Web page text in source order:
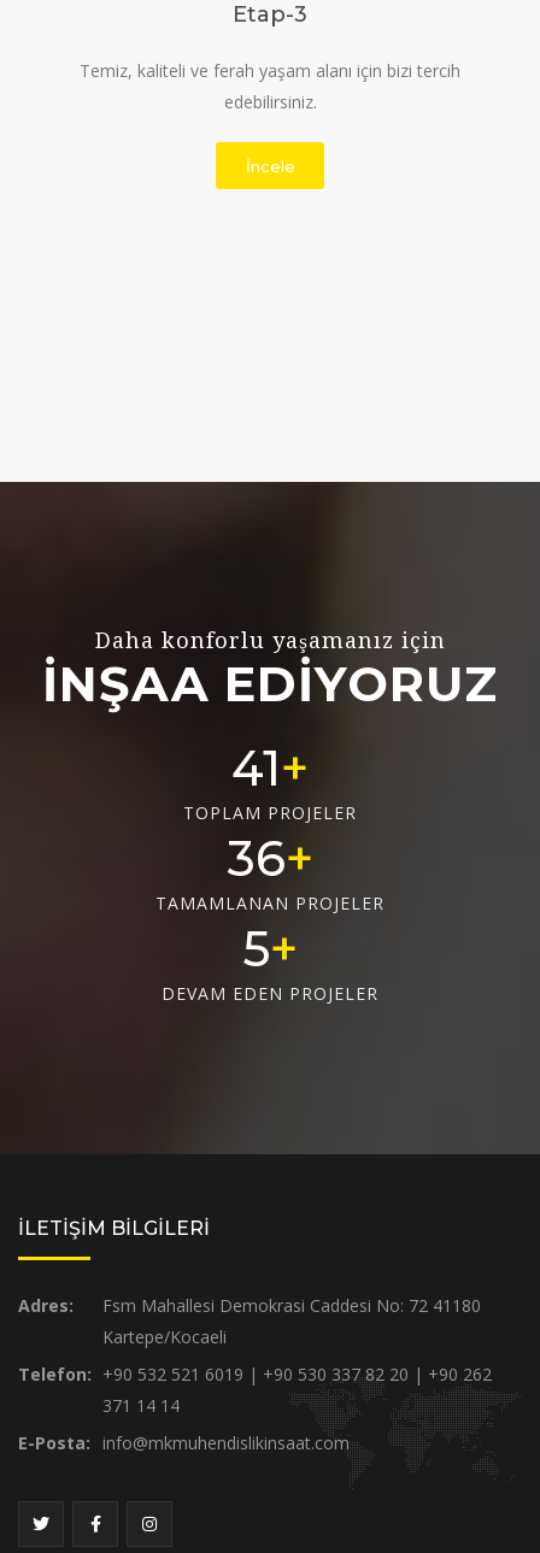
Etap-3
Temiz, kaliteli ve ferah yaşam alanı için bizi tercih
edebilirsiniz.
İncele
Daha konforlu yaşamanız için
İNŞAA EDİYORUZ
55
TOPLAM PROJELER
48
TAMAMLANAN PROJELER
6
DEVAM EDEN PROJELER
İLETİŞİM BİLGİLERİ
Adres:
Fsm Mahallesi Demokrasi Caddesi No: 72 41180
Kartepe/Kocaeli
Telefon: +90 532 521 6019 | +90 530 337 82 20 | +90 262
371 14 14
E-Posta:
info@mkmuhendislikinsaat.com